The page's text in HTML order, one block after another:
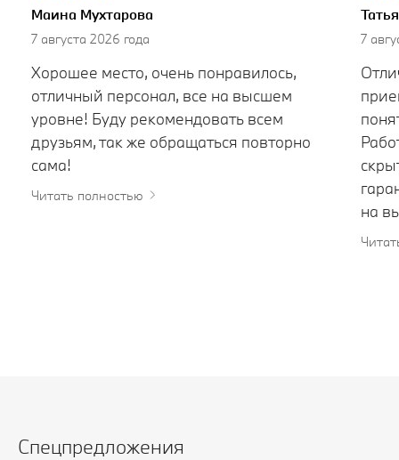
Маина Мухтарова
7 августа 2026 года
Хорошее место, очень понравилось,
отличный персонал, все на высшем
уровне! Буду рекомендовать всем
друзьям, так же обращаться повторно
сама!
Читать полностью
7
на
Спецпредложения